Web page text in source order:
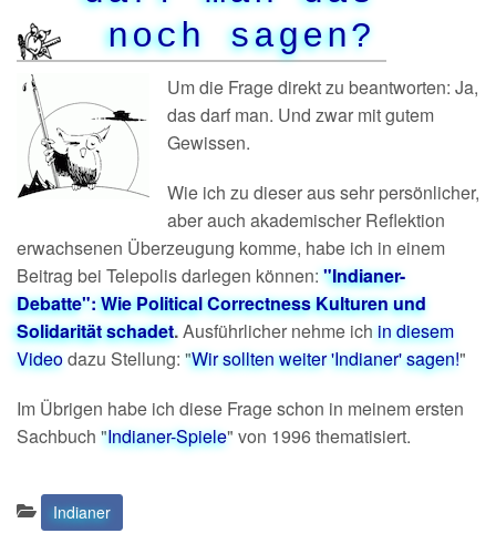
noch sagen?
Um die Frage direkt zu beantworten: Ja,
das darf man. Und zwar mit gutem
Gewissen.
Wie ich zu dieser aus sehr persönlicher,
aber auch akademischer Reflektion
erwachsenen Überzeugung komme, habe ich in einem
Beitrag bei Telepolis darlegen können: "Indianer-
Debatte": Wie Political Correctness Kulturen und
Solidarität schadet.Ausführlicher nehme ichin diesem
Videodazu Stellung: "Wir sollten weiter 'Indianer' sagen!"
Im Übrigen habe ich diese Frage schon in meinem ersten
Sachbuch "Indianer-Spiele" von 1996 thematisiert.
Kategorien:
Indianer